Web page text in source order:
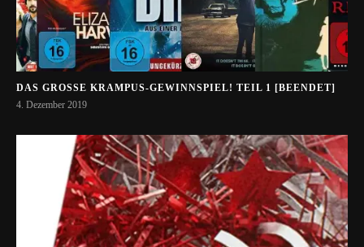
DAS GROSSE KRAMPUS-GEWINNSPIEL! TEIL 1 [BEENDET]
4. Dezember 2019